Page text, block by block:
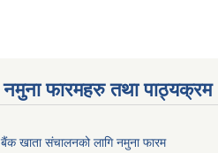
नमुना फारमहरु तथा पाठ्यक्रम
बैंक खाता संचालनको लागि नमुना फारम